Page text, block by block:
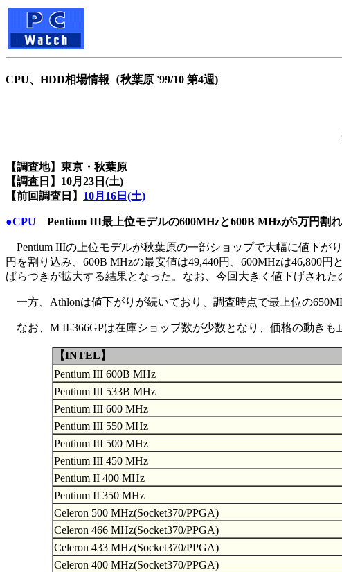
CPU、HDD相場情報（秋葉原 '99/10 第4週)
【調査地】東京・秋葉原
【調査日】10月23日(土)
【前回調査日】 10月16日(土)
●CPU Pentium III最上位モデルの600MHzと600B MHzが5万円割れ
Pentium IIIの上位モデルが秋葉原の一部ショップで大幅に値下が
円を割り込み、600B MHzの最安値は49,440円、600MHzは46,800
ばらつきが拡大する結果となった。なお、今回大きく値下げされ
一方、Athlonは値下がりが続いており、調査時点で最上位の
なお、M II-366GPは在庫ショップ数が少数となり、価格の動きも
【INTEL】
Pentium III 600B MHz
Pentium III 533B MHz
Pentium III 600 MHz
Pentium III 550 MHz
Pentium III 500 MHz
Pentium III 450 MHz
Pentium II 400 MHz
Pentium II 350 MHz
Celeron 500 MHz(Socket370/PPGA)
Celeron 466 MHz(Socket370/PPGA)
Celeron 433 MHz(Socket370/PPGA)
Celeron 400 MHz(Socket370/PPGA)